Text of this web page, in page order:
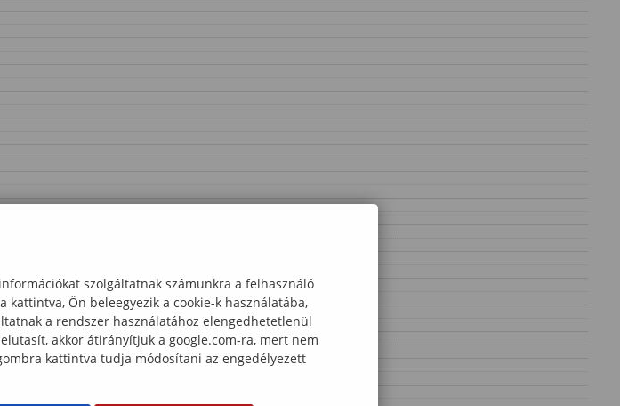
szolgáltatnak számunkra a felhasználó
Ön beleegyezik a cookie-k használatába,
a rendszer használatához elengedhetetlenül
akkor átirányítjuk a google.com-ra, mert nem
kattintva tudja módosítani az engedélyezett